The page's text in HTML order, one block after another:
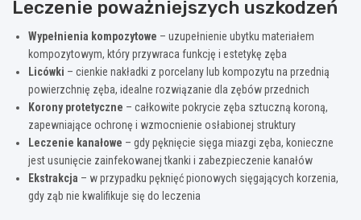
Leczenie poważniejszych uszkodzeń
Wypełnienia kompozytowe – uzupełnienie ubytku materiałem
kompozytowym, który przywraca funkcję i estetykę zęba
Licówki – cienkie nakładki z porcelany lub kompozytu na przednią
powierzchnię zęba, idealne rozwiązanie dla zębów przednich
Korony protetyczne – całkowite pokrycie zęba sztuczną koroną,
zapewniające ochronę i wzmocnienie osłabionej struktury
Leczenie kanałowe – gdy pęknięcie sięga miazgi zęba, konieczne
jest usunięcie zainfekowanej tkanki i zabezpieczenie kanałów
Ekstrakcja – w przypadku pęknięć pionowych sięgających korzenia,
gdy ząb nie kwalifikuje się do leczenia